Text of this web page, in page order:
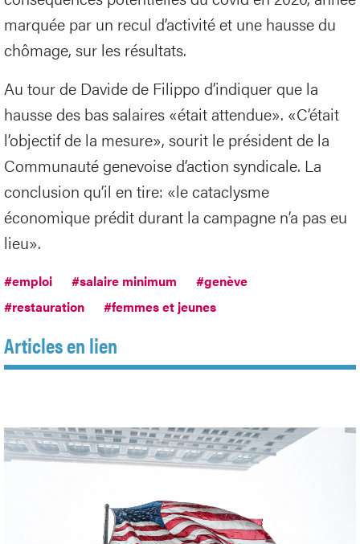
marquée par un recul d’activité et une hausse du
chômage, sur les résultats.
Au tour de Davide de Filippo d’indiquer que la
hausse des bas salaires «était attendue». «C’était
l’objectif de la mesure», sourit le président de la
Communauté genevoise d’action syndicale. La
conclusion qu’il en tire: «le cataclysme
économique prédit durant la campagne n’a pas eu
lieu».
#emploi #salaire minimum
#genève
#restauration
#femmes et jeunes
Articles en lien